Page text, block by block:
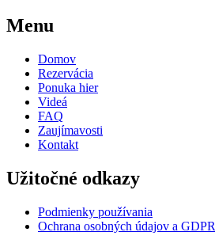
Menu
Domov
Rezervácia
Ponuka hier
Videá
FAQ
Zaujímavosti
Kontakt
Užitočné odkazy
Podmienky používania
Ochrana osobných údajov a GDPR